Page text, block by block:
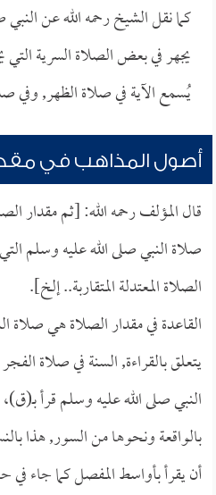
كما نقل الشيخ رحمه الله عن
يجهر في بعض الصلاة السرية
يُسمع الآية في صلاة الظهر, وفي
أصول المذاهب في
قال المؤلف رحمه الله: [ثم مقدار
صلاة النبي صلى الله عليه وسلم
الصلاة المعتدلة المتقاربة.. إلخ].
القاعدة في مقدار الصلاة هي صلاة
يتعلق بالقراءة, السنة في صلاة
النبي صلى الله عليه وسلم قرأ
بالواقعة ونحوها من السور, هذا
أن يقرأ بأواسط المفصل كما جاء